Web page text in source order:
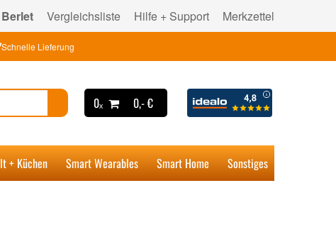
Vergleichsliste Hilfe + Support Merkzettel
Schnelle Lieferung
0ₓ 0,- €
+ Küchen Smart Wearables Smart Home Sonstiges